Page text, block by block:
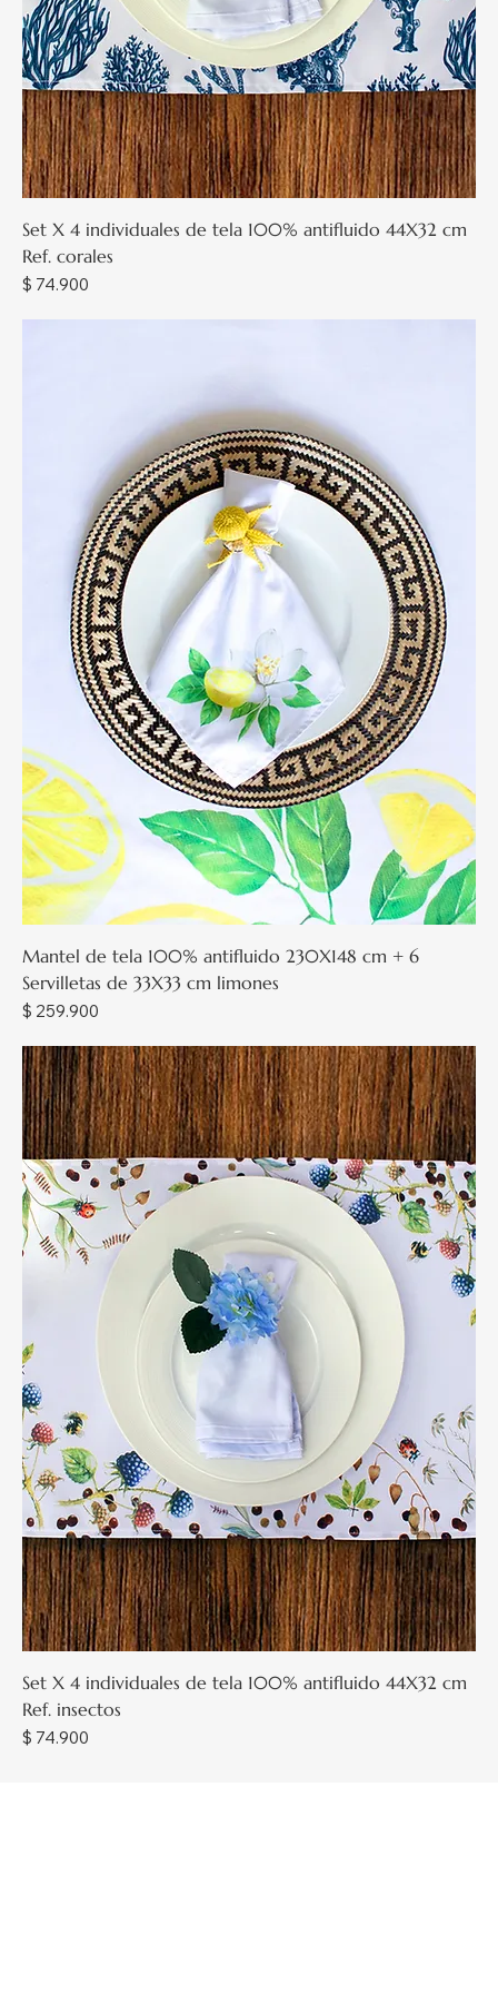
Set X 4 individuales de tela 100% antifluido 44X32 cm
Ref. corales
Precio
$ 74.900
Mantel de tela 100% antifluido 230X148 cm + 6
Servilletas de 33X33 cm limones
Precio
$ 259.900
Set X 4 individuales de tela 100% antifluido 44X32 cm
Ref. insectos
Precio
$ 74.900